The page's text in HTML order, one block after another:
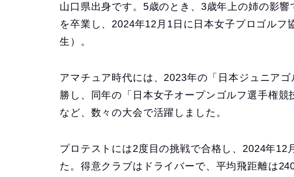
山口県出身です。5歳のとき、3歳年上の姉の影
を卒業し、2024年12月1日に日本女子プロゴルフ
生）。
アマチュア時代には、2023年の「日本ジュニア
勝し、同年の「日本女子オープンゴルフ選手権競
など、数々の大会で活躍しました。
プロテストには2度目の挑戦で合格し、2024年12
た。得意クラブはドライバーで、平均飛距離は